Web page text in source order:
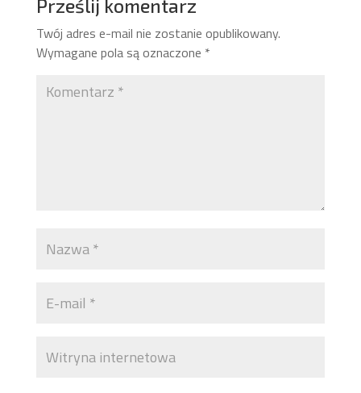
Prześlij komentarz
Twój adres e-mail nie zostanie opublikowany.
Wymagane pola są oznaczone *